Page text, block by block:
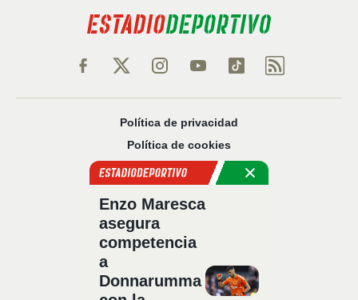
Política de privacidad
Política de cookies
Política Comercial
Configuración de privacidad
Sobre nosotros
Enzo Maresca
asegura
competencia
a
Donnarumma